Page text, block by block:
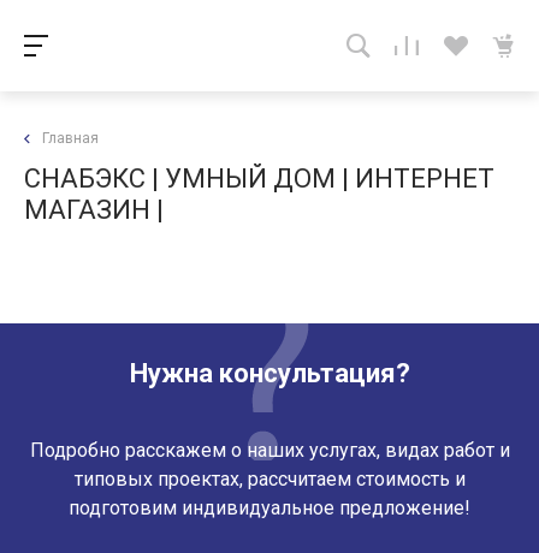
Главная
СНАБЭКС | УМНЫЙ ДОМ | ИНТЕРНЕТ
МАГАЗИН |
Нужна консультация?
Подробно расскажем о наших услугах, видах работ и
типовых проектах, рассчитаем стоимость и
подготовим индивидуальное предложение!